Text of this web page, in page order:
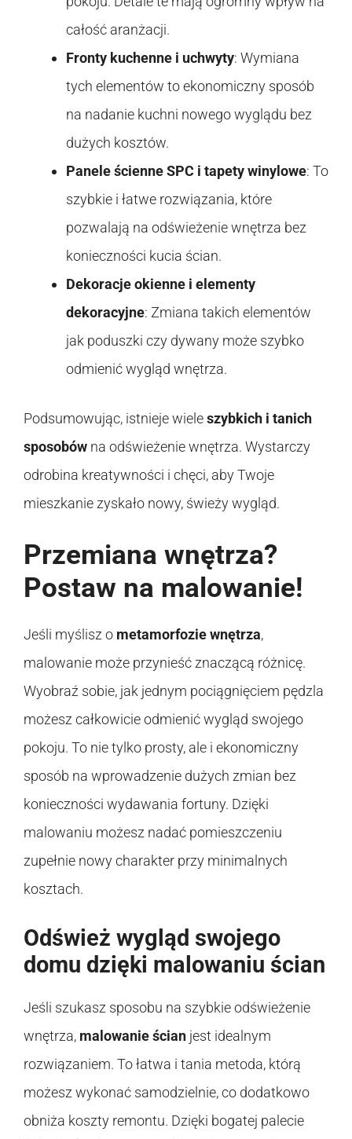
całość aranżacji.
Fronty kuchenne i uchwyty: Wymiana
tych elementów to ekonomiczny sposób
na nadanie kuchni nowego wyglądu bez
dużych kosztów.
Panele ścienne SPC i tapety winylowe: To
szybkie i łatwe rozwiązania, które
pozwalają na odświeżenie wnętrza bez
konieczności kucia ścian.
Dekoracje okienne i elementy
dekoracyjne: Zmiana takich elementów
jak poduszki czy dywany może szybko
odmienić wygląd wnętrza.
Podsumowując, istnieje wieleszybkich i tanich
sposobów na odświeżenie wnętrza. Wystarczy
odrobina kreatywności i chęci, aby Twoje
mieszkanie zyskało nowy, świeży wygląd.
Przemiana wnętrza?
Postaw na malowanie!
Jeśli myślisz o metamorfozie wnętrza,
malowanie może przynieść znaczącą różnicę.
Wyobraź sobie, jak jednym pociągnięciem pędzla
możesz całkowicie odmienić wygląd swojego
pokoju. To nie tylko prosty, ale i ekonomiczny
sposób na wprowadzenie dużych zmian bez
konieczności wydawania fortuny. Dzięki
malowaniu możesz nadać pomieszczeniu
zupełnie nowy charakter przy minimalnych
kosztach.
Odśwież wygląd swojego
domu dzięki malowaniu ścian
Jeśli szukasz sposobu na szybkie odświeżenie
wnętrza, malowanie ścian jest idealnym
rozwiązaniem. To łatwa i tania metoda, którą
możesz wykonać samodzielnie, co dodatkowo
obniża koszty remontu. Dzięki bogatej palecie